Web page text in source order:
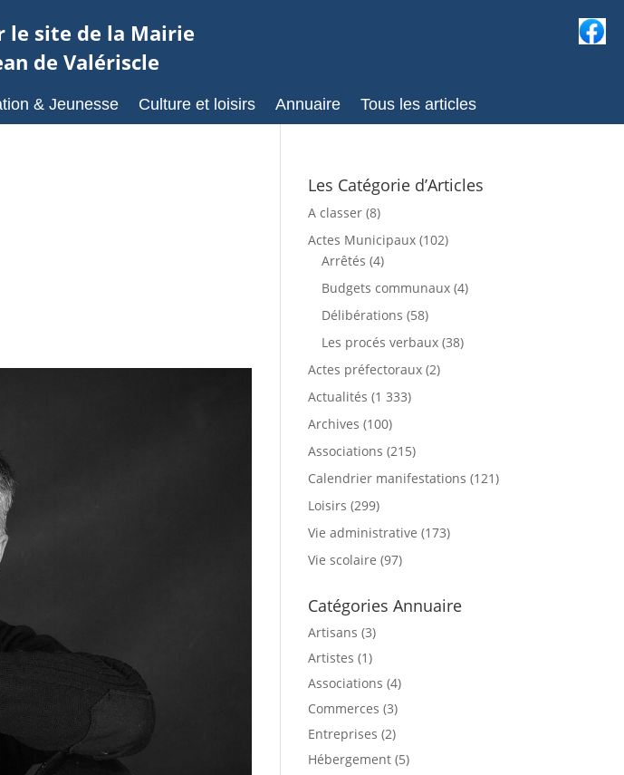
le site de la Mairie
de Valériscle
& Jeunesse Culture et loisirs Annuaire Tous les articles
Les Catégorie d’Articles
A classer(8)
Actes Municipaux(102)
Arrêtés (4)
Budgets communaux(4)
Délibérations (58)
Les procés verbaux(38)
Actes préfectoraux(2)
Actualités (1 333)
Archives (100)
Associations (215)
Calendrier manifestations (121)
Loisirs (299)
Vie administrative (173)
Vie scolaire (97)
Catégories Annuaire
Artisans (3)
Artistes (1)
Associations (4)
Commerces (3)
Entreprises (2)
Hébergement (5)